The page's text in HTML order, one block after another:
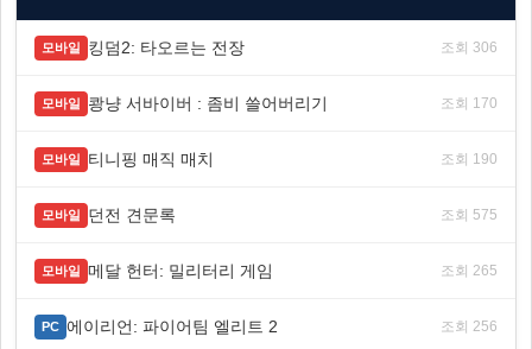
모바일 킹덤2: 타오르는 전장 조회 306
모바일 쾅냥 서바이버 : 좀비 쓸어버리기 조회 170
모바일 티니핑 매직 매치 조회 190
모바일 던전 견문록 조회 575
모바일 메달 헌터: 밀리터리 게임 조회 265
PC 에이리언: 파이어팀 엘리트 2 조회 256